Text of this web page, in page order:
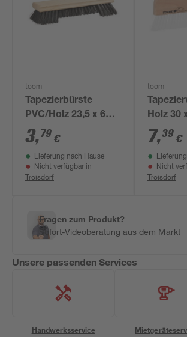
toom
Tapezierbürste
PVC/Holz 23,5 x 6
cm
3,79 €
Lieferung nach Hause
Nicht verfügbar in
Troisdorf
toom
Holz 30
7,39 €
Nicht
Troisdorf
Fragen zum Produkt?
Sofort-Videoberatung aus dem Markt
Unsere passenden Services
Handwerksservice